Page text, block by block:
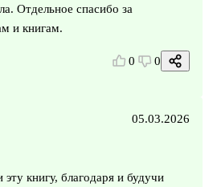
Отдельное спасибо за
и книгам.
0 0
05.03.2026
книгу, благодаря и будучи